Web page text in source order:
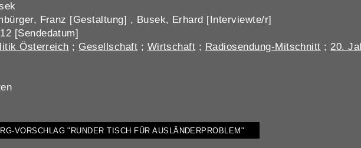
Franz [Gestaltung] , Busek, Erhard [Interviewte/r]
[Sendedatum]
Österreich ; Gesellschaft ; Wirtschaft ; Radiosendung-Mitschnitt ; 20.
VORSCHLAG "RUNDER TISCH FÜR AUSLÄNDERPROBLEM"